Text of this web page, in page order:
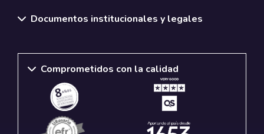
Documentos institucionales y legales
Comprometidos con la calidad